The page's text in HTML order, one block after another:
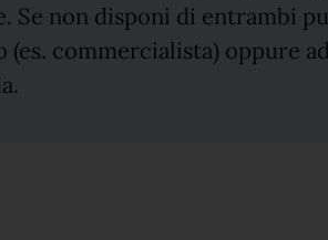
Se non disponi di entrambi
commercialista) oppure ad